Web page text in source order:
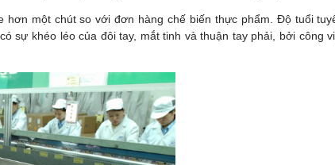
một chút so với đơn hàng chế biến thực phẩm. Độ tuổi
sự khéo léo của đôi tay, mắt tinh và thuận tay phải, bởi công